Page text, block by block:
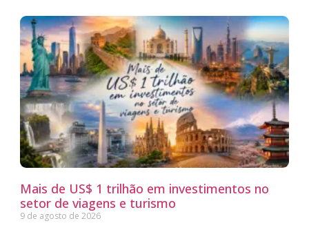
Mais de US$ 1 trilhão em investimentos no
setor de viagens e turismo
9 de agosto de 2026